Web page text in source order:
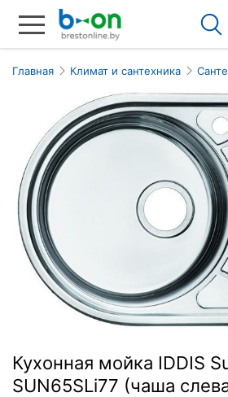
Главная Климат и сантехника
Кухонная мойка IDDIS
SUN65SLi77 (чаша